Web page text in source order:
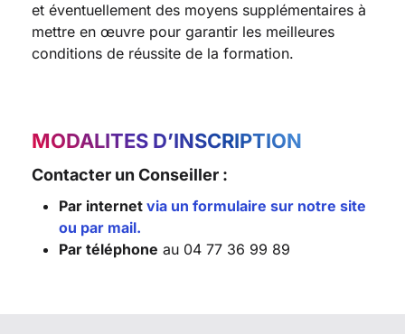
et éventuellement des moyens supplémentaires à
mettre en œuvre pour garantir les meilleures
conditions de réussite de la formation.
MODALITES D’INSCRIPTION
Contacter un Conseiller :
Par internet via un formulaire sur notre site
ou par mail.
Par téléphone au 04 77 36 99 89